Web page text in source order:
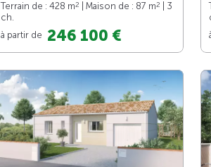
Terrain de : 428 m2 | Maison de : 87 m2
| 3
ch.
à partir de 246 100 €